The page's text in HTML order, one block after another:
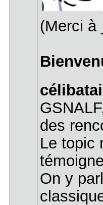
(Merci à
des
Le topic
On y